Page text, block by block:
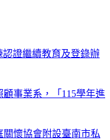
認證繼續教育及登錄辦
事業系，「115學年進
懷協會附設臺南市私